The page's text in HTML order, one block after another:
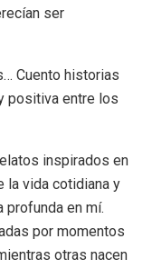
ser
Cuento historias
positiva entre los
inspirados en
la vida cotidiana y
profunda en mí.
por momentos
otras nacen